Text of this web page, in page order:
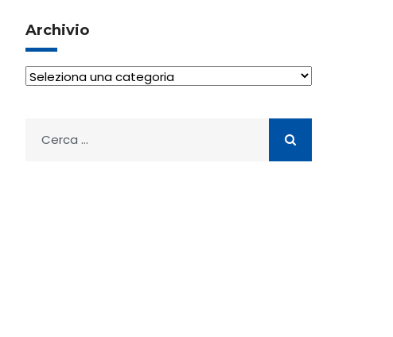
Archivio
Archivio
per: